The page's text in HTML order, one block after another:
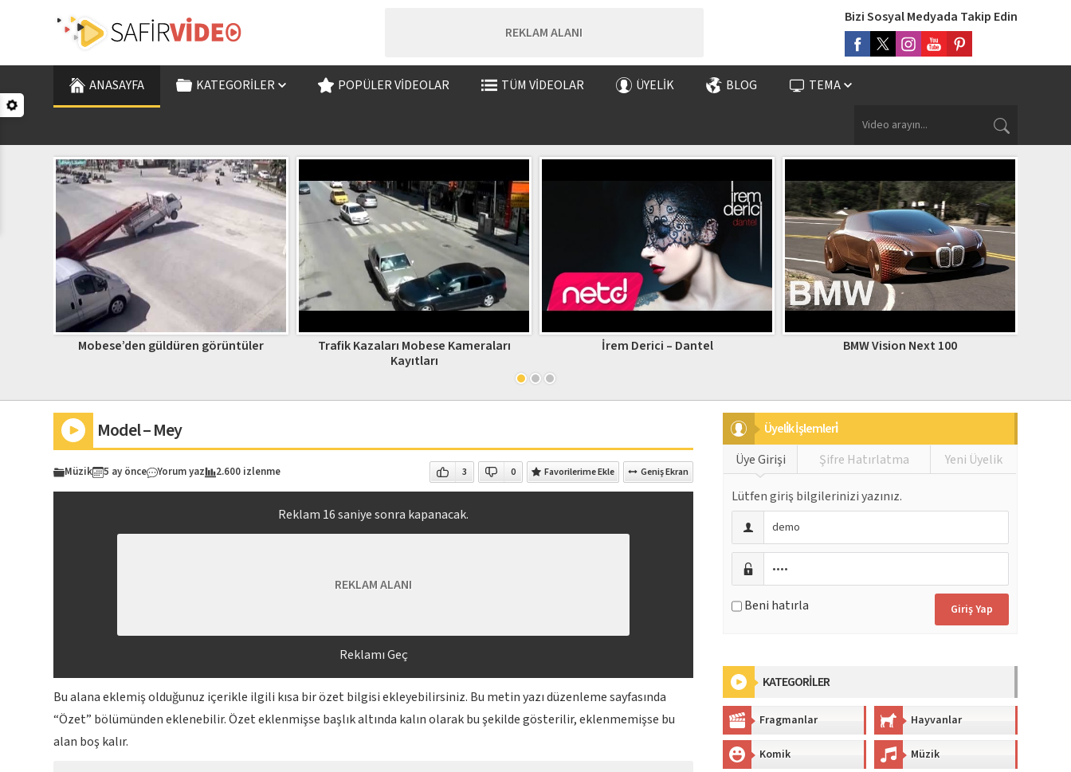
REKLAM ALANI
Bizi Sosyal Medyada Takip Edin
ANASAYFA KATEGORILER POPÜLER VIDEOLAR TÜM VIDEOLAR ÜYELIK BLOG TEMA
Mobese’den güldüren görüntüler
Trafik Kazaları Mobese Kameraları
Kayıtları
İrem Derici – Dantel BMW Vision Next 100
Model – Mey
Müzik 5 ay önce Yorum yaz 2.600 izlenme 3 0 Favorilerime Ekle Geniş Ekran
Reklam 15saniye sonra kapanacak.
REKLAM ALANI
Reklamı Geç
Bu alana eklemiş olduğunuz içerikle ilgili kısa bir özet bilgisi ekleyebilirsiniz. Bu metin yazı düzenleme sayfasında
“Özet” bölümünden eklenebilir. Özet eklenmişse başlık altında kalın olarak bu şekilde gösterilir, eklenmemişse bu
alan boş kalır.
Üyeli̇k İşlemleri̇
Üye Girişi
Şifre Hatırlatma Yeni Üyelik
Lütfen giriş bilgilerinizi yazınız.
Beni hatırla
KATEGORİLER
Fragmanlar Hayvanlar
Komik Müzik